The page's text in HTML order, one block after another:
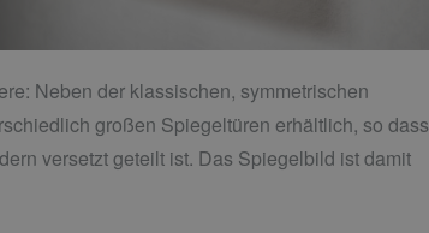
Neben der klassischen, symmetrischen
großen Spiegeltüren erhältlich, so dass
versetzt geteilt ist. Das Spiegelbild ist damit